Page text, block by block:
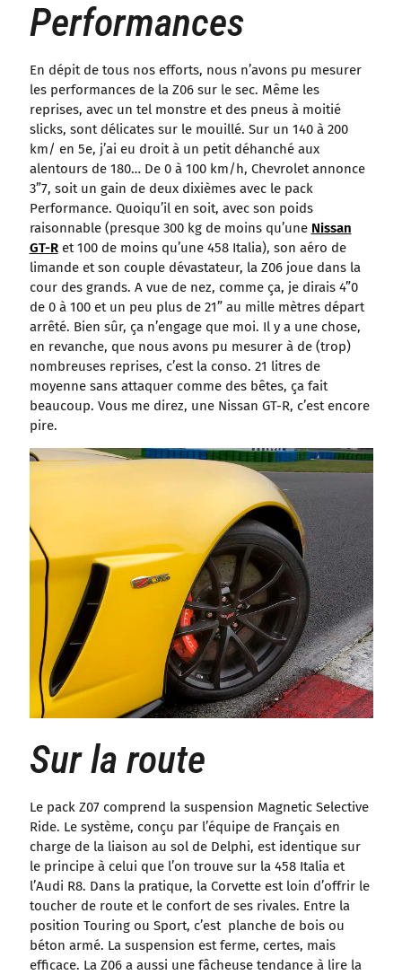
Performances
En dépit de tous nos efforts, nous n’avons pu mesurer
les performances de la Z06 sur le sec. Même les
reprises, avec un tel monstre et des pneus à moitié
slicks, sont délicates sur le mouillé. Sur un 140 à 200
km/ en 5e, j’ai eu droit à un petit déhanché aux
alentours de 180… De 0 à 100 km/h, Chevrolet annonce
3”7, soit un gain de deux dixièmes avec le pack
Performance. Quoiqu’il en soit, avec son poids
raisonnable (presque 300 kg de moins qu’une Nissan
GT-Ret 100 de moins qu’une 458 Italia), son aéro de
limande et son couple dévastateur, la Z06 joue dans la
cour des grands. A vue de nez, comme ça, je dirais 4”0
de 0 à 100 et un peu plus de 21” au mille mètres départ
arrêté. Bien sûr, ça n’engage que moi. Il y a une chose,
en revanche, que nous avons pu mesurer à de (trop)
nombreuses reprises, c’est la conso. 21 litres de
moyenne sans attaquer comme des bêtes, ça fait
beaucoup. Vous me direz, une Nissan GT-R, c’est encore
pire.
Sur la route
Le pack Z07 comprend la suspension Magnetic Selective
Ride. Le système, conçu par l’équipe de Français en
charge de la liaison au sol de Delphi, est identique sur
le principe à celui que l’on trouve sur la 458 Italia et
l’Audi R8. Dans la pratique, la Corvette est loin d’offrir le
toucher de route et le confort de ses rivales. Entre la
position Touring ou Sport, c’est planche de bois ou
béton armé. La suspension est ferme, certes, mais
efficace. La Z06 a aussi une fâcheuse tendance à lire la